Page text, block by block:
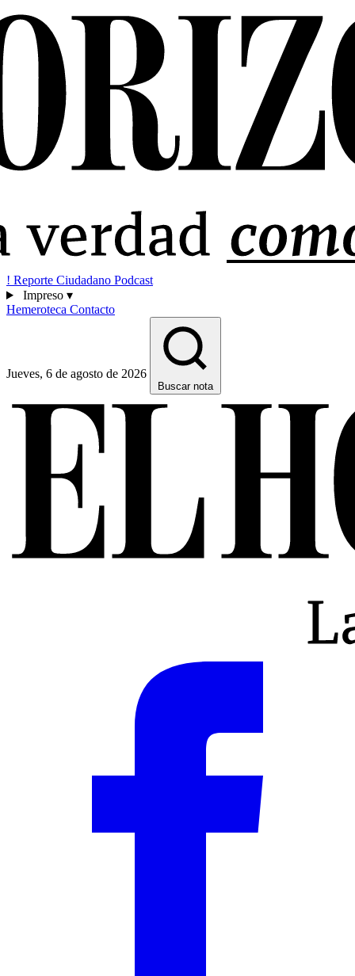
! Reporte Ciudadano Podcast
Impreso ▾
Hemeroteca Contacto
Jueves, 6 de agosto de 2026
Buscar nota